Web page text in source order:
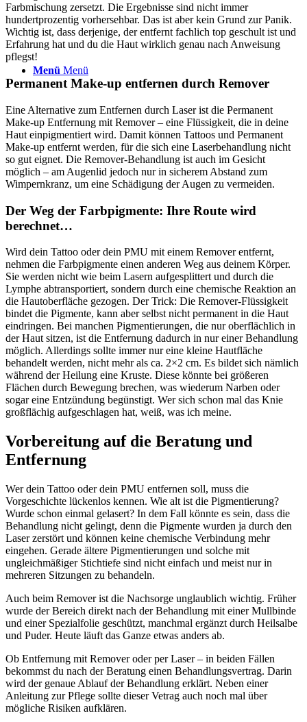
Menü Menü
Farbmischung zersetzt. Die Ergebnisse sind nicht immer
hundertprozentig vorhersehbar. Das ist aber kein Grund zur Panik.
Wichtig ist, dass derjenige, der entfernt fachlich top geschult ist und
Erfahrung hat und du die Haut wirklich genau nach Anweisung
pflegst!
Permanent Make-up entfernen durch Remover
Eine Alternative zum Entfernen durch Laser ist die Permanent
Make-up Entfernung mit Remover – eine Flüssigkeit, die in deine
Haut einpigmentiert wird. Damit können Tattoos und Permanent
Make-up entfernt werden, für die sich eine Laserbehandlung nicht
so gut eignet. Die Remover-Behandlung ist auch im Gesicht
möglich – am Augenlid jedoch nur in sicherem Abstand zum
Wimpernkranz, um eine Schädigung der Augen zu vermeiden.
Der Weg der Farbpigmente: Ihre Route wird
berechnet…
Wird dein Tattoo oder dein PMU mit einem Remover entfernt,
nehmen die Farbpigmente einen anderen Weg aus deinem Körper.
Sie werden nicht wie beim Lasern aufgesplittert und durch die
Lymphe abtransportiert, sondern durch eine chemische Reaktion an
die Hautoberfläche gezogen. Der Trick: Die Remover-Flüssigkeit
bindet die Pigmente, kann aber selbst nicht permanent in die Haut
eindringen. Bei manchen Pigmentierungen, die nur oberflächlich in
der Haut sitzen, ist die Entfernung dadurch in nur einer Behandlung
möglich. Allerdings sollte immer nur eine kleine Hautfläche
behandelt werden, nicht mehr als ca. 2×2 cm. Es bildet sich nämlich
während der Heilung eine Kruste. Diese könnte bei größeren
Flächen durch Bewegung brechen, was wiederum Narben oder
sogar eine Entzündung begünstigt. Wer sich schon mal das Knie
großflächig aufgeschlagen hat, weiß, was ich meine.
Vorbereitung auf die Beratung und
Entfernung
Wer dein Tattoo oder dein PMU entfernen soll, muss die
Vorgeschichte lückenlos kennen. Wie alt ist die Pigmentierung?
Wurde schon einmal gelasert? In dem Fall könnte es sein, dass die
Behandlung nicht gelingt, denn die Pigmente wurden ja durch den
Laser zerstört und können keine chemische Verbindung mehr
eingehen. Gerade ältere Pigmentierungen und solche mit
ungleichmäßiger Stichtiefe sind nicht einfach und meist nur in
mehreren Sitzungen zu behandeln.
Auch beim Remover ist die Nachsorge unglaublich wichtig. Früher
wurde der Bereich direkt nach der Behandlung mit einer Mullbinde
und einer Spezialfolie geschützt, manchmal ergänzt durch Heilsalbe
und Puder. Heute läuft das Ganze etwas anders ab.
Ob Entfernung mit Remover oder per Laser – in beiden Fällen
bekommst du nach der Beratung einen Behandlungsvertrag. Darin
wird der genaue Ablauf der Behandlung erklärt. Neben einer
Anleitung zur Pflege sollte dieser Vetrag auch noch mal über
mögliche Risiken aufklären.